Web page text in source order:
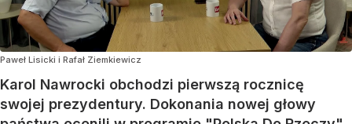
Paweł Lisicki i Rafał Ziemkiewicz
Karol Nawrocki obchodzi pierwszą rocznicę
swojej prezydentury. Dokonania nowej głowy